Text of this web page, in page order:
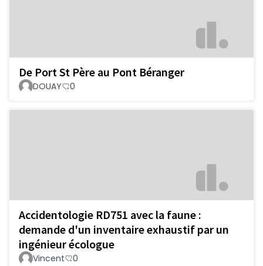
De Port St Père au Pont Béranger
DOUAY 0
Accidentologie RD751 avec la faune :
demande d'un inventaire exhaustif par un
ingénieur écologue
Vincent 0